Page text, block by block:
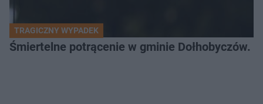
TRAGICZNY WYPADEK
Śmiertelne potrącenie w gminie Dołhobyczów.